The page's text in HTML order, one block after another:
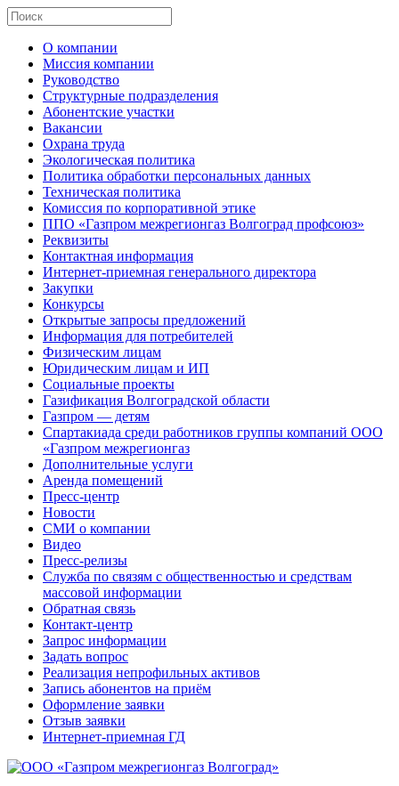
О компании
Миссия компании
Руководство
Структурные подразделения
Абонентские участки
Вакансии
Охрана труда
Экологическая политика
Политика обработки персональных данных
Техническая политика
Комиссия по корпоративной этике
ППО «Газпром межрегионгаз Волгоград профсоюз»
Реквизиты
Контактная информация
Интернет-приемная генерального директора
Закупки
Конкурсы
Открытые запросы предложений
Информация для потребителей
Физическим лицам
Юридическим лицам и ИП
Социальные проекты
Газификация Волгоградской области
Газпром — детям
Спартакиада среди работников группы компаний ООО
«Газпром межрегионгаз
Дополнительные услуги
Аренда помещений
Пресс-центр
Новости
СМИ о компании
Видео
Пресс-релизы
Служба по связям с общественностью и средствам
массовой информации
Обратная связь
Контакт-центр
Запрос информации
Задать вопрос
Реализация непрофильных активов
Запись абонентов на приём
Оформление заявки
Отзыв заявки
Интернет-приемная ГД